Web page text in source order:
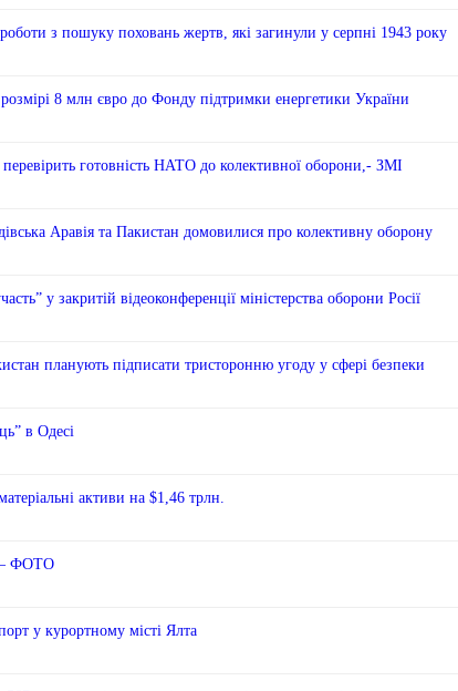
з пошуку поховань жертв, які загинули у серпні 1943 року
8 млн євро до Фонду підтримки енергетики України
готовність НАТО до колективної оборони,- ЗМІ
Аравія та Пакистан домовилися про колективну оборону
у закритій відеоконференції міністерства оборони Росії
планують підписати тристоронню угоду у сфері безпеки
в Одесі
активи на $1,46 трлн.
– ФОТО
у курортному місті Ялта